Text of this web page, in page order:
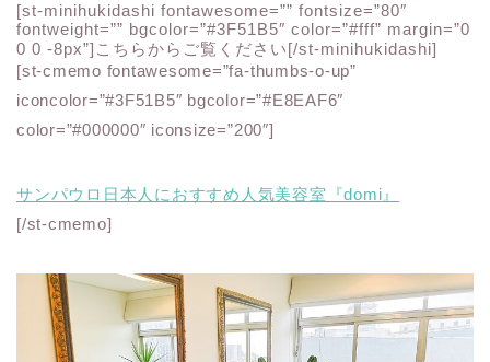
[st-minihukidashi fontawesome=”” fontsize=”80″
fontweight=”” bgcolor=”#3F51B5″ color=”#fff” margin=”0
0 0 -8px”]こちらからご覧ください[/st-minihukidashi]
[st-cmemo fontawesome=”fa-thumbs-o-up”
iconcolor=”#3F51B5″ bgcolor=”#E8EAF6″
color=”#000000″ iconsize=”200″]
サンパウロ日本人におすすめ人気美容室『domi』
[/st-cmemo]